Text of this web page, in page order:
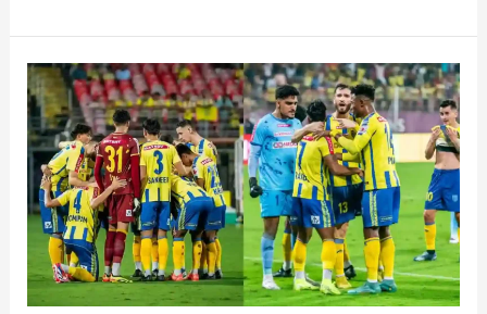
ബ്ലാസ്റ്റേഴ്‌സ്
ഒന്നാം
സ്ഥാനത്ത്,
രണ്ടാമതുള്ള
ടീമിനെക്കാൾ
ഇരട്ടി
പിഴവുകൾ